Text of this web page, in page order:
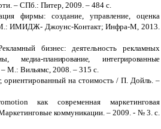
– СПб.: Питер, 2009. – 484 с.
фирмы: создание, управление, оценка
М.: ИМИДЖ- Джоунс-Контакт; Инфра-М, 2013.
бизнес: деятельность рекламных
медиа-планирование, интегрированные
–М.: Вильямс, 2008. – 315 с.
ориентированный на стоимость / П. Дойль. –
как современная маркетинговая
коммуникации. – 2009. - № 3. с.